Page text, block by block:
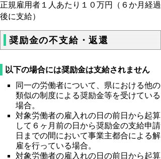
正規雇用者１人あたり１０万円（６か月経過
後に支給）
奨励金の不支給・返還
以下の場合には奨励金は支給されません
同一の労働者について、県における他の
類似の制度による奨励金等を受けている
場合。
対象労働者の雇入れの日の前日から起算
して６ヶ月前の日から奨励金の支給申請
日までの間において事業主都合による解
雇を行っている場合。
対象労働者の雇入れの日の前日から起算
類
添
え
て
提
出
て
さ